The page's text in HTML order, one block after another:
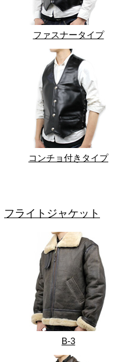
ファスナータイプ
コンチョ付きタイプ
フライトジャケット
B-3